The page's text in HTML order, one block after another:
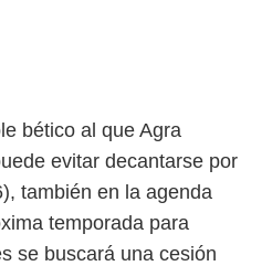
bético al que Agra
evitar decantarse por
también en la agenda
temporada para
se buscará una cesión